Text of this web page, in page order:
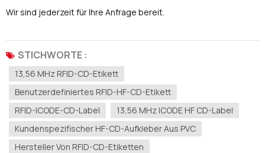
Wir sind jederzeit für Ihre Anfrage bereit.
STICHWORTE :
13,56 MHz RFID-CD-Etikett
Benutzerdefiniertes RFID-HF-CD-Etikett
RFID-ICODE-CD-Label
13,56 MHz ICODE HF CD-Label
Kundenspezifischer HF-CD-Aufkleber Aus PVC
Hersteller Von RFID-CD-Etiketten